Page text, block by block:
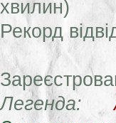
хвилин)
Рекорд
Легенда: